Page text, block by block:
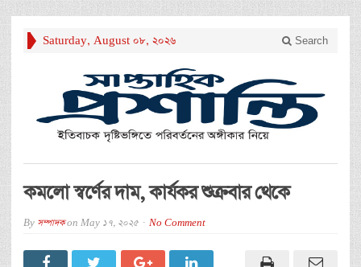
Saturday, August 08, 2026 Search
কমলো স্বর্ণের দাম, কার্যকর শুক্রবার থেকে
By সম্পাদকon May 17, 2025 No Comment